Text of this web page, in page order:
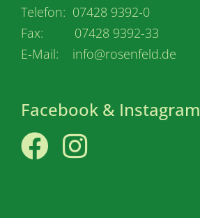
Telefon: 07428 9392-0
Fax: 07428 9392-33
E-Mail: info@rosenfeld.de
Facebook & Instagram